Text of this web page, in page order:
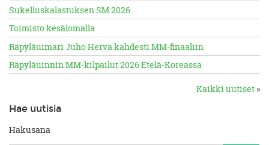
Sukelluskalastuksen SM 2026
Toimisto kesälomalla
Räpyläuimari Juho Herva kahdesti MM-finaaliin
Räpyläuinnin MM-kilpailut 2026 Etelä-Koreassa
Kaikki uutiset »
Hae uutisia
Hakusana